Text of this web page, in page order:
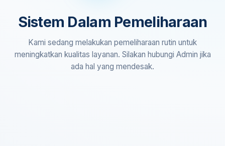
Sistem Dalam Pemeliharaan
Kami sedang melakukan pemeliharaan rutin untuk
meningkatkan kualitas layanan. Silakan hubungi Admin jika
ada hal yang mendesak.